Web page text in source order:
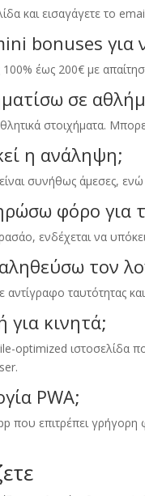
και εισαγάγετε το
bonuses για
100% έως 200€ με
σε
στοιχήματα.
η ανάληψη;
συνήθως άμεσες, ενώ
φόρο για
, ενδέχεται να
τον
ταυτότητας
για κινητά;
optimized ιστοσελίδα
.
PWA;
που επιτρέπει